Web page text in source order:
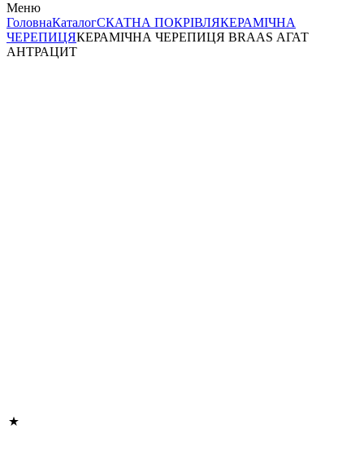
Меню
ГоловнаКаталогСКАТНА ПОКРІВЛЯКЕРАМІЧНА
ЧЕРЕПИЦЯКЕРАМІЧНА ЧЕРЕПИЦЯ BRAAS АГАТ
АНТРАЦИТ